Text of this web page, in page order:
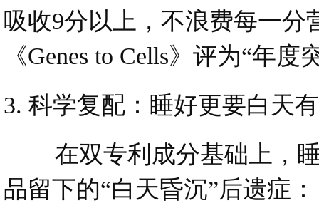
吸收9分以上，不浪费每一
《Genes to Cells》评为“年
3. 科学复配：睡好更要白天
在双专利成分基础上，睡
品留下的“白天昏沉”后遗症：